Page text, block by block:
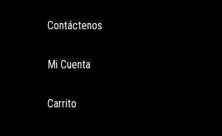
Contáctenos
Mi Cuenta
Carrito